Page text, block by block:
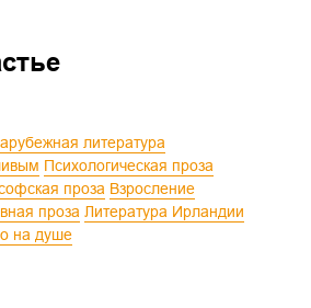
литература
Психологическая проза
проза
Взросление
проза
Литература Ирландии
на душе